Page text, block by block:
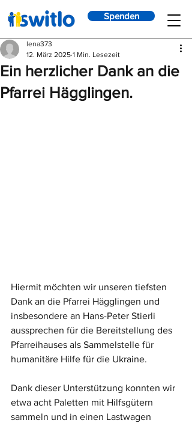
Spenden
Ein herzlicher Dank an die
Pfarrei Hägglingen.
lena373
12. März 2025 1 Min. Lesezeit
Hiermit möchten wir unseren tiefsten
Dank an die Pfarrei Hägglingen und
insbesondere an Hans-Peter Stierli
aussprechen für die Bereitstellung des
Pfarreihauses als Sammelstelle für
humanitäre Hilfe für die Ukraine.
Dank dieser Unterstützung konnten wir
etwa acht Paletten mit Hilfsgütern
sammeln und in einen Lastwagen